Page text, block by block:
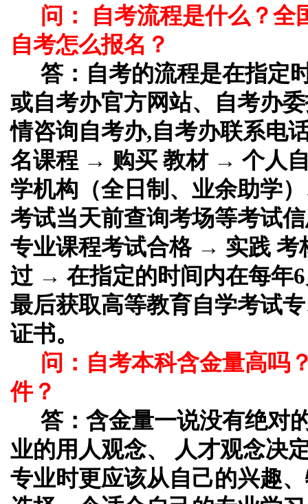
问： 自考流程是什么？全
自考怎么报名？
答： 自考的流程是在指定
或自考办官方网站、自考办
情咨询自考办,自考办联系电
名课程 → 购买 教材 → 个人
学机构（全日制、业余助学
考试当天前查询考场等考试
专业课程考试合格 → 实践
过 → 在指定的时间内在每年
最后获取高等教育自学考试
证书。
问：自考本科含金量高吗
件？
答： 含金量一说没有绝对
业的用人观念、 人才观念决
专业时更应该从自己的兴趣